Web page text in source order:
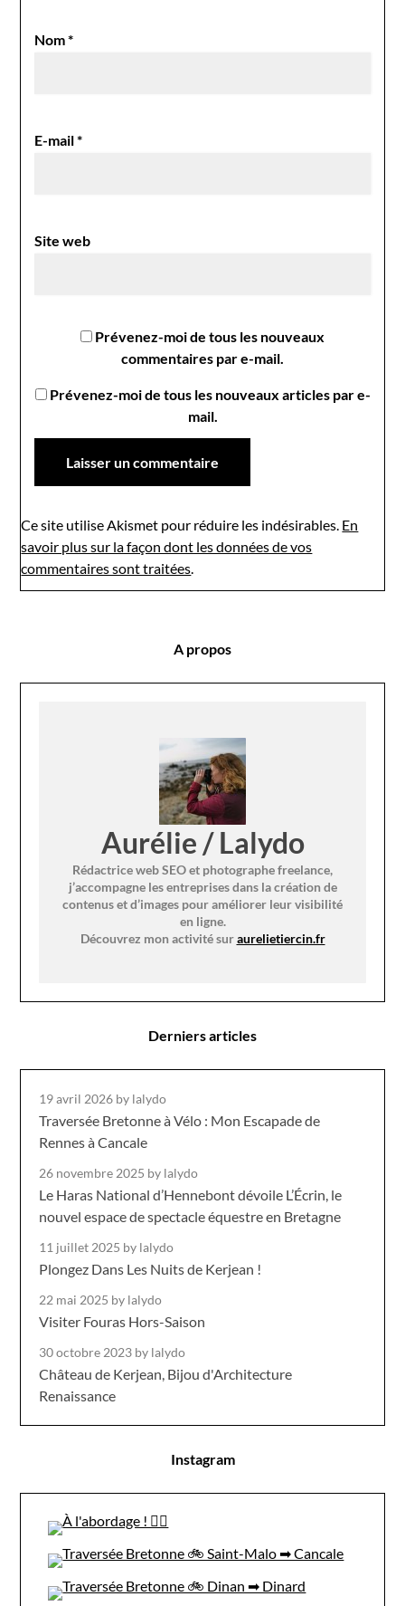
Nom*
E-mail*
Site web
Prévenez-moi de tous les nouveaux
commentaires par e-mail.
Prévenez-moi de tous les nouveaux articles par e-
mail.
Ce site utilise Akismet pour réduire les indésirables. En
savoir plus sur la façon dont les données de vos
commentaires sont traitées
A propos
Aurélie / Lalydo
Rédactrice web SEO et photographe freelance,
j’accompagne les entreprises dans la création de
contenus et d’images pour améliorer leur visibilité
en ligne.
Découvrez mon activité suraurelietiercin.fr
Derniers articles
19 avril 2026 by lalydo
Traversée Bretonne à Vélo : Mon Escapade de
Rennes à Cancale
26 novembre 2025 by lalydo
Le Haras National d’Hennebont dévoile L’Écrin, le
nouvel espace de spectacle équestre en Bretagne
11 juillet 2025 by lalydo
Plongez Dans Les Nuits de Kerjean !
22 mai 2025 by lalydo
Visiter Fouras Hors-Saison
30 octobre 2023 by lalydo
Château de Kerjean, Bijou d'Architecture
Renaissance
Instagram